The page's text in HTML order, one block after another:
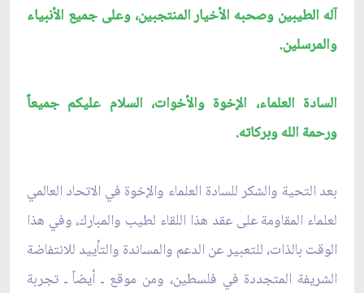
آله الطيبين وصحبه الأخيار المنتجبين، وعلى جميع الأنبياء
والمرسلين.
السادة العلماء، الإخوة والأخوات، السلام عليكم جميعاً
ورحمة الله وبركاته.
بعد التحية والشكر للسادة العلماء والإخوة في الاتحاد العالمي
لعلماء المقاومة على عقد هذا اللقاء لطيب والمبارك، وفي هذا
الوقت بالذات، للتعبير عن الدعم والمساندة والتأييد للانتفاضة
الشريفة المتجددة في فلسطين، ومن موقع ـ أيضاً ـ تجربة